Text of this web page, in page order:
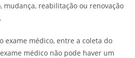
mudança, reabilitação ou renovação
exame médico, entre a coleta do
médico não pode haver um